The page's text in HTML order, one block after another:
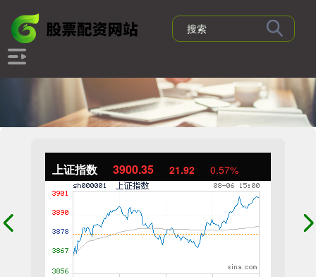
上证指数 3900.35 21.92 0.57%